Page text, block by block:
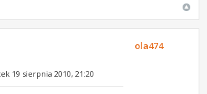
19 sierpnia 2010, 21:20
ola474